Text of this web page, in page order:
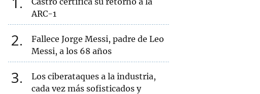
ARC-1
2
Fallece Jorge Messi, padre de Leo
Messi, a los 68 años
3
Los ciberataques a la industria,
cada vez más sofisticados y